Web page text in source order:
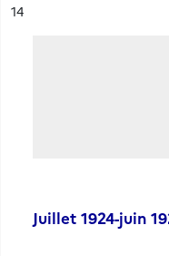
n°
14
Juillet 1924-juin